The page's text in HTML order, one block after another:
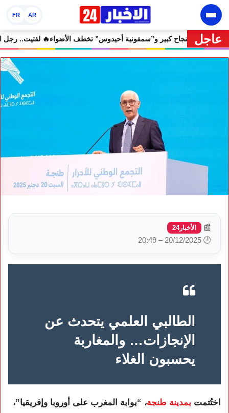
AR
FR
عاجل
إفران الدولي يختتم دورته الثامنة بنجاح كبير و”سمفونية أحيدوس” تخطف
📰 الأخبار24
🕒 20/12/2025 – 20:49
الطالبي العلمي يتحدث عن
الإنجازات… والمغاربة
يحسبون الغلاء
اختُتمت بمدينة طنجة، “بوابة المغرب على أوروبا وإفريقيا”،